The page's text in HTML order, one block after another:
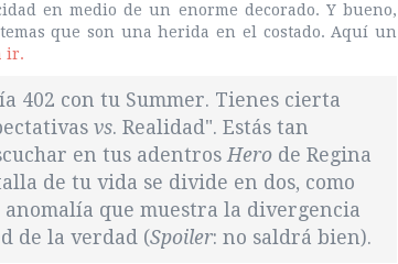
en medio de un enorme decorado. Y bueno,
que son una herida en el costado. Aquí un
ir.
402 con tu Summer. Tienes cierta
vs. Realidad". Estás tan
en tus adentrosHero de Regina
de tu vida se divide en dos, como
anomalía que muestra la divergencia
de la verdad (Spoiler: no saldrá bien).